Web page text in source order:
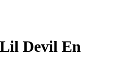
Devil En